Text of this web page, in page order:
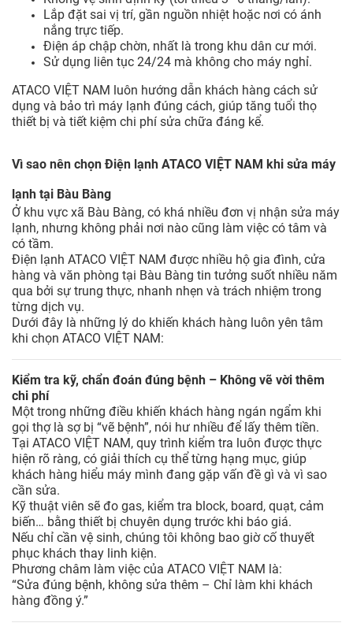
Lắp đặt sai vị trí, gần nguồn nhiệt hoặc nơi có ánh
nắng trực tiếp.
Điện áp chập chờn, nhất là trong khu dân cư mới.
Sử dụng liên tục 24/24 mà không cho máy nghỉ.
ATACO VIỆT NAM luôn hướng dẫn khách hàng cách sử
dụng và bảo trì máy lạnh đúng cách, giúp tăng tuổi thọ
thiết bị và tiết kiệm chi phí sửa chữa đáng kể.
Vì sao nên chọn Điện lạnh ATACO VIỆT NAM khi sửa máy
lạnh tại Bàu Bàng
Ở khu vực xã Bàu Bàng, có khá nhiều đơn vị nhận sửa máy
lạnh, nhưng không phải nơi nào cũng làm việc có tâm và
có tầm.
Điện lạnh ATACO VIỆT NAM được nhiều hộ gia đình, cửa
hàng và văn phòng tại Bàu Bàng tin tưởng suốt nhiều năm
qua bởi sự trung thực, nhanh nhẹn và trách nhiệm trong
từng dịch vụ.
Dưới đây là những lý do khiến khách hàng luôn yên tâm
khi chọn ATACO VIỆT NAM:
Kiểm tra kỹ, chẩn đoán đúng bệnh – Không vẽ vời thêm
chi phí
Một trong những điều khiến khách hàng ngán ngẩm khi
gọi thợ là sợ bị “vẽ bệnh”, nói hư nhiều để lấy thêm tiền.
Tại ATACO VIỆT NAM, quy trình kiểm tra luôn được thực
hiện rõ ràng, có giải thích cụ thể từng hạng mục, giúp
khách hàng hiểu máy mình đang gặp vấn đề gì và vì sao
cần sửa.
Kỹ thuật viên sẽ đo gas, kiểm tra block, board, quạt, cảm
biến… bằng thiết bị chuyên dụng trước khi báo giá.
Nếu chỉ cần vệ sinh, chúng tôi không bao giờ cố thuyết
phục khách thay linh kiện.
Phương châm làm việc của ATACO VIỆT NAM là:
“Sửa đúng bệnh, không sửa thêm – Chỉ làm khi khách
hàng đồng ý.”